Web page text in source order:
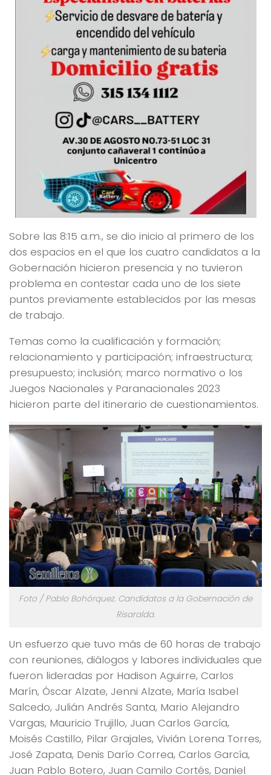
Sobre las 8:15 a.m., se dio inicio al primero de los
dos espacios en el que los cuatro candidatos a la
Gobernación hicieron presencia y no tuvieron
problema en contestar cada uno de los siete
puntos previamente establecidos por las mesas
de trabajo.
Temas como la cualificación y formación;
relacionamiento y participación; infraestructura;
presupuesto; inclusión; marco normativo o los
Juegos Nacionales y Paranacionales 2023
hicieron parte del itinerario de cuestionamientos.
Foto / Pablo Bohórquez. Candidatos a la Gobernación de
Risaralda.
Un esfuerzo que tuvo más de 60 horas de trabajo
con reuniones, diálogos y labores individuales que
fueron lideradas por Hadison Aguirre, Carlos
Marín, Óscar Alzate, Jenni Alzate, María Isabel
Salcedo, Julián Andrés Santa, Mario Alejandro
Vargas, Mauricio Trujillo, Juan Carlos García,
Moisés Castillo, Pilar Grajales, Vivián Lorena Torres,
José Zapata, Denis Darío Correa, Carlos García,
Juan Pablo Botero, Juan Camilo Cortés, Daniel